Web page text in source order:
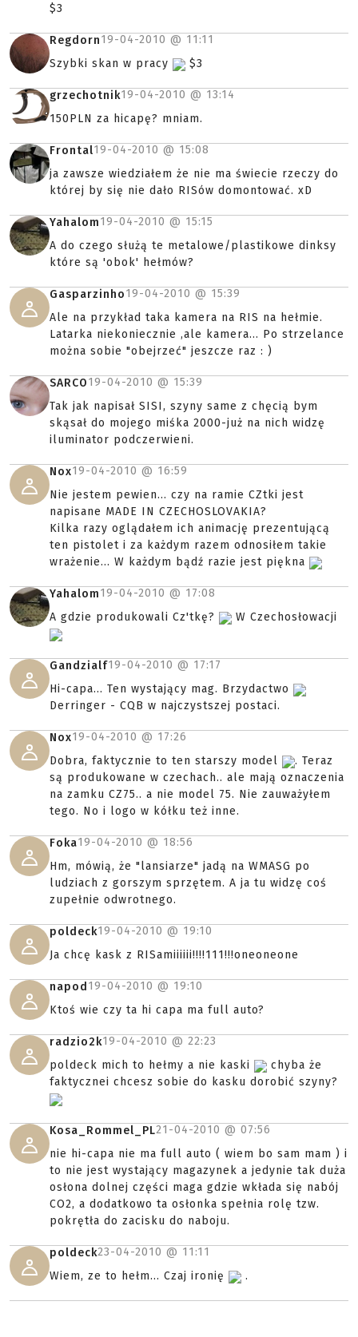
$3
Regdorn19-04-2010 @ 11:11
Szybki skan w pracy
$3
grzechotnik19-04-2010 @ 13:14
150PLN za hicapę? mniam.
Frontal19-04-2010 @ 15:08
ja zawsze wiedziałem że nie ma świecie rzeczy do
której by się nie dało RISów domontować. xD
Yahalom19-04-2010 @ 15:15
A do czego służą te metalowe/plastikowe dinksy
które są 'obok' hełmów?
Gasparzinho19-04-2010 @ 15:39
Ale na przykład taka kamera na RIS na hełmie.
Latarka niekoniecznie ,ale kamera... Po strzelance
można sobie "obejrzeć" jeszcze raz : )
SARCO19-04-2010 @ 15:39
Tak jak napisał SISI, szyny same z chęcią bym
skąsał do mojego miśka 2000-już na nich widzę
iluminator podczerwieni.
Nox19-04-2010 @ 16:59
Nie jestem pewien... czy na ramie CZtki jest
napisane MADE IN CZECHOSLOVAKIA?
Kilka razy oglądałem ich animację prezentującą
ten pistolet i za każdym razem odnosiłem takie
wrażenie... W każdym bądź razie jest piękna
Yahalom19-04-2010 @ 17:08
A gdzie produkowali Cz'tkę?
W Czechosłowacji
Gandzialf19-04-2010 @ 17:17
Hi-capa... Ten wystający mag. Brzydactwo
Derringer - CQB w najczystszej postaci.
Nox19-04-2010 @ 17:26
Dobra, faktycznie to ten starszy model
. Teraz
są produkowane w czechach.. ale mają oznaczenia
na zamku CZ75.. a nie model 75. Nie zauważyłem
tego. No i logo w kółku też inne.
Foka19-04-2010 @ 18:56
Hm, mówią, że "lansiarze" jadą na WMASG po
ludziach z gorszym sprzętem. A ja tu widzę coś
zupełnie odwrotnego.
poldeck19-04-2010 @ 19:10
Ja chcę kask z RISamiiiiii!!!!111!!!oneoneone
napod 19-04-2010 @ 19:10
Ktoś wie czy ta hi capa ma full auto?
radzio2k19-04-2010 @ 22:23
poldeck mich to hełmy a nie kaski
chyba że
faktycznei chcesz sobie do kasku dorobić szyny?
Kosa_Rommel_PL21-04-2010 @ 07:56
nie hi-capa nie ma full auto ( wiem bo sam mam ) i
to nie jest wystający magazynek a jedynie tak duża
osłona dolnej części maga gdzie wkłada się nabój
CO2, a dodatkowo ta osłonka spełnia rolę tzw.
pokrętła do zacisku do naboju.
poldeck23-04-2010 @ 11:11
Wiem, ze to hełm... Czaj ironię
.